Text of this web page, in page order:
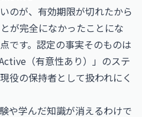
のが、有効期限が切れたから
が完全になかったことにな
です。認定の事実そのものは
（有意性あり）」のステ
役の保持者として扱われにく
や学んだ知識が消えるわけで